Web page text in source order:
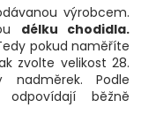
výrobcem.
délku chodidla.
pokud naměříte
zvolte velikost 28.
Podle
běžně